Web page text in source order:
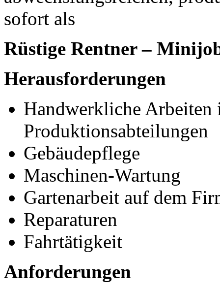
sofort als
Rüstige Rentner –
Herausforderungen
Handwerkliche Arbeiten
Produktionsabteilungen
Gebäudepflege
Maschinen-Wartung
Gartenarbeit auf dem
Reparaturen
Fahrtätigkeit
Anforderungen